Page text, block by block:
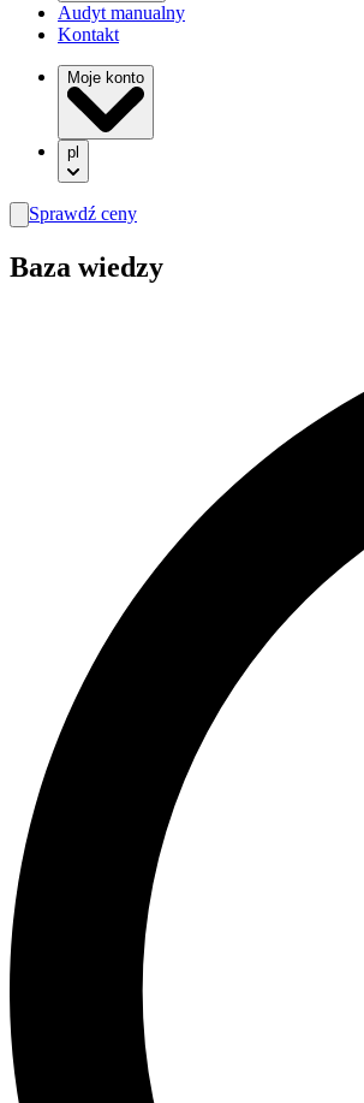
Audyt manualny
Kontakt
Moje konto
pl
search
Sprawdź ceny
Baza wiedzy